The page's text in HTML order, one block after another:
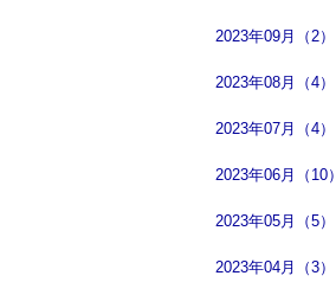
2023年09月（2）
2023年08月（4）
2023年07月（4）
2023年06月（10）
2023年05月（5）
2023年04月（3）